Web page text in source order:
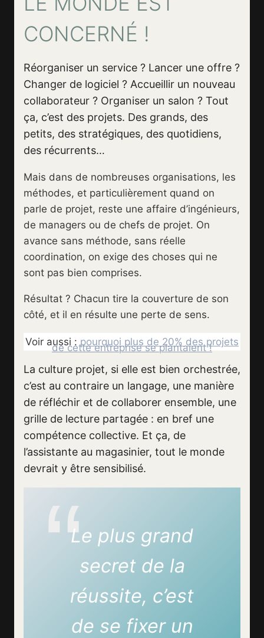
CONCERNÉ !
Réorganiser un service ? Lancer une offre ?
Changer de logiciel ? Accueillir un nouveau
collaborateur ? Organiser un salon ? Tout
ça, c’est des projets. Des grands, des
petits, des stratégiques, des quotidiens,
des récurrents…
Mais dans de nombreuses organisations, les
méthodes, et particulièrement quand on
parle de projet, reste une affaire d’ingénieurs,
de managers ou de chefs de projet. On
avance sans méthode, sans réelle
coordination, on exige des choses qui ne
sont pas bien comprises.
Résultat ? Chacun tire la couverture de son
côté, et il en résulte une perte de sens.
Voir aussi :pourquoi plus de 20% des projets
de cette entreprise se plantaient !
La culture projet, si elle est bien orchestrée,
c’est au contraire un langage, une manière
de réfléchir et de collaborer ensemble, une
grille de lecture partagée : en bref une
compétence collective. Et ça, de
l’assistante au magasinier, tout le monde
devrait y être sensibilisé.
Le plus grand
secret de la
réussite, c’est
de se fixer un